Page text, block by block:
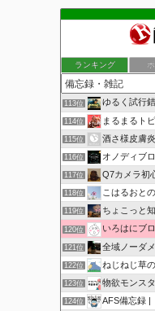
ランキング
113位 ゆるく試行
114位 まるまるト
115位 酒さ様皮膚
116位 オノディブ
117位 Q7カメラ初
118位 こはるおと
119位 ちょこっと
120位 いろはにブ
121位 全域ノーダ
122位 ねじねじ草
123位 物欲モンス
124位 AFS備忘録 |